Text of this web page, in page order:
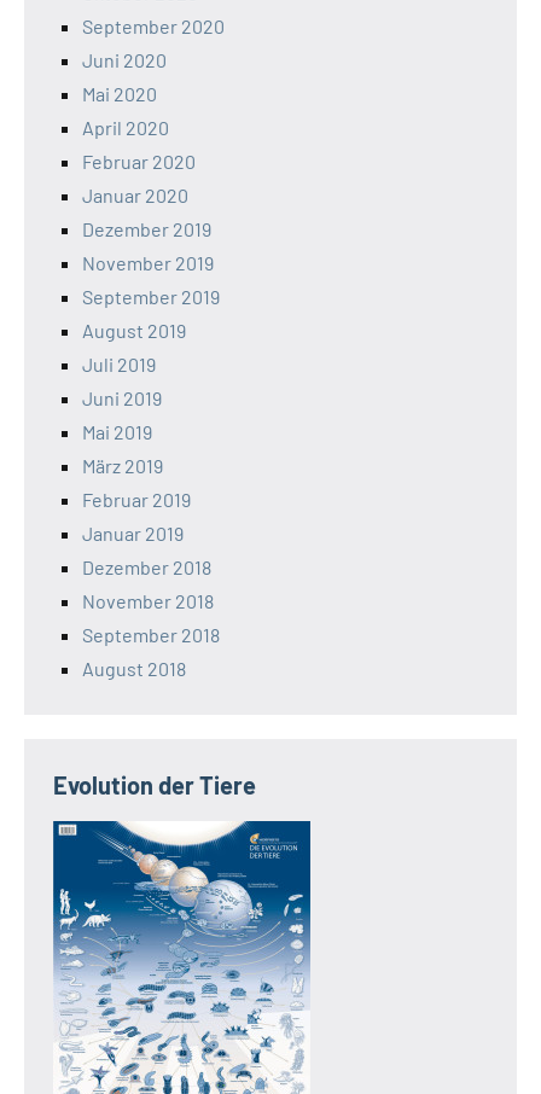
September 2020
Juni 2020
Mai 2020
April 2020
Februar 2020
Januar 2020
Dezember 2019
November 2019
September 2019
August 2019
Juli 2019
Juni 2019
Mai 2019
März 2019
Februar 2019
Januar 2019
Dezember 2018
November 2018
September 2018
August 2018
Evolution der Tiere